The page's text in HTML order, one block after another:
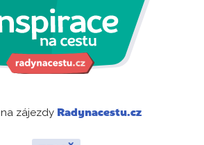
na zájezdy Radynacestu.cz